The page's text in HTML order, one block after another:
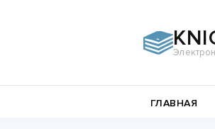
ГЛАВНАЯ
Документальная